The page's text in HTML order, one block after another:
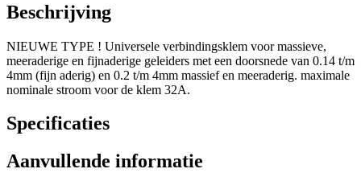
Beschrijving
NIEUWE TYPE ! Universele verbindingsklem voor massieve,
meeraderige en fijnaderige geleiders met een doorsnede van 0.14 t/m
4mm (fijn aderig) en 0.2 t/m 4mm massief en meeraderig. maximale
nominale stroom voor de klem 32A.
Specificaties
Aanvullende informatie